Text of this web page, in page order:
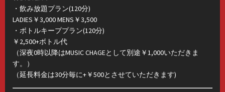
・飲み放題プラン(120分)
LADIES￥3,000 MENS￥3,500
・ボトルキーププラン(120分)
￥2,500+ボトル代
（深夜0時以降はMUSIC CHAGEとして別途￥1,000いただきま
す。）
（延長料金は30分毎に+￥500とさせていただきます)